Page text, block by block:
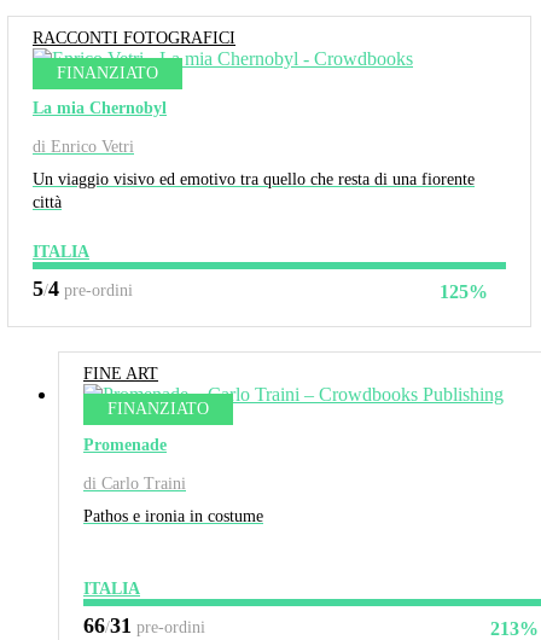
RACCONTI FOTOGRAFICI
FINANZIATO
La mia Chernobyl
di Enrico Vetri
Un viaggio visivo ed emotivo tra quello che resta di una fiorente
città
ITALIA
125%
5/4 pre-ordini
FINE ART
FINANZIATO
Promenade
di Carlo Traini
Pathos e ironia in costume
ITALIA
213%
66/31 pre-ordini